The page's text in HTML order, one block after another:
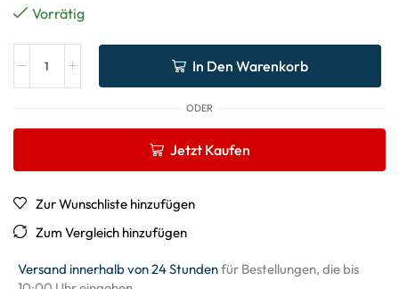
Vorrätig
In Den Warenkorb
ODER
Jetzt Kaufen
Zur Wunschliste hinzufügen
Zum Vergleich hinzufügen
Versand innerhalb von 24 Stundenfür Bestellungen, die bis